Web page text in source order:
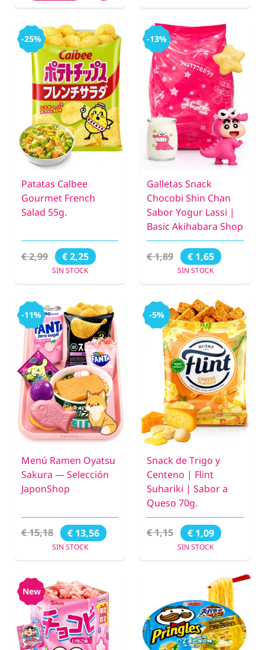
-25%
Patatas Calbee
Gourmet French
Salad 55g.
€ 2,99 € 2,25
SIN STOCK
-13%
Galletas Snack
Chocobi Shin Chan
Sabor Yogur Lassi |
Basic Akihabara Shop
€ 1,89 € 1,65
SIN STOCK
-11%
Menú Ramen Oyatsu
Sakura — Selección
JaponShop
€ 15,18 € 13,56
SIN STOCK
-5%
Snack de Trigo y
Centeno | Flint
Suhariki | Sabor a
Queso 70g.
€ 1,15 € 1,09
SIN STOCK
New